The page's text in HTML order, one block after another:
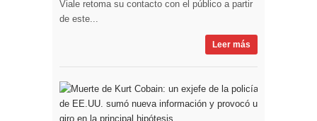
Viale retoma su contacto con el público a partir
de este...
Leer más